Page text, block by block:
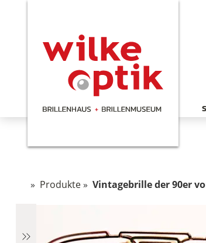
» Produkte» Vintagebrille der 90er